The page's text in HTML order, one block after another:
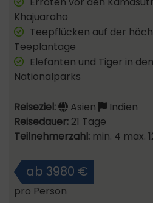
Khajuaraho
Teepflücken auf der
Teeplantage
Elefanten und Tiger in
Nationalparks
Reiseziel: Asien
Indien
Reisedauer: 21 Tage
Teilnehmerzahl: min. 4 max.
ab 3980 €
pro Person